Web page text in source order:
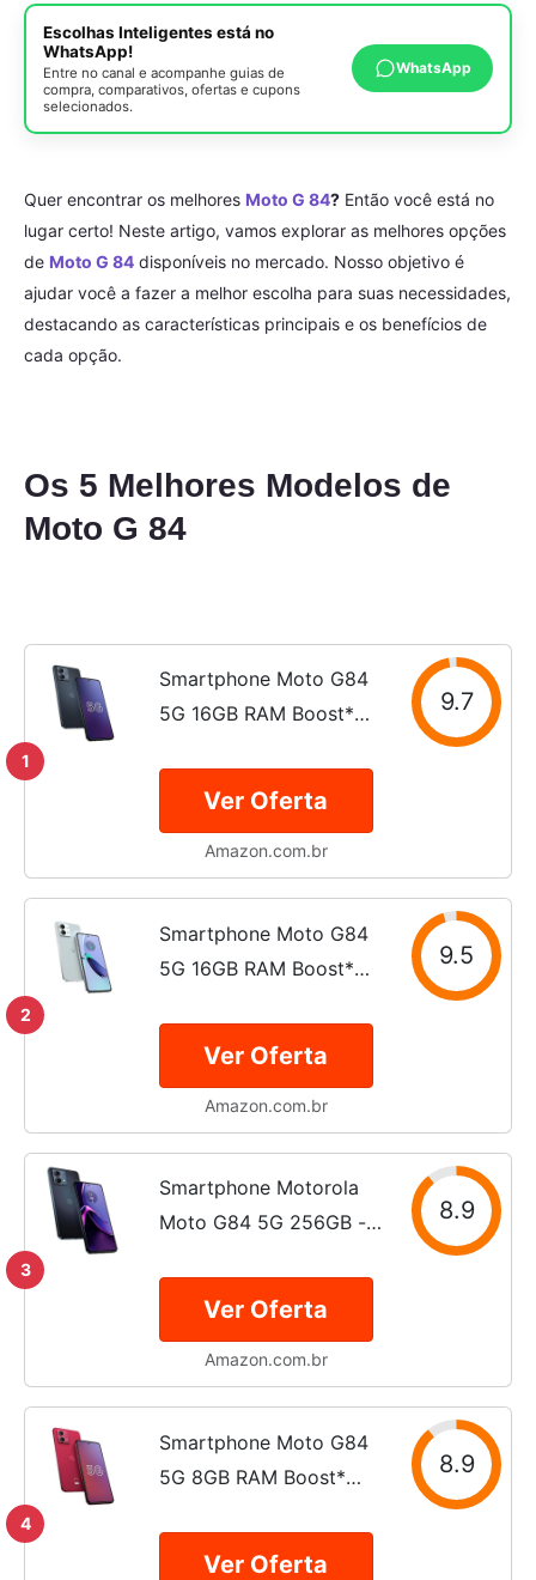
Escolhas Inteligentes está no
WhatsApp!
Entre no canal e acompanhe guias de
compra, comparativos, ofertas e cupons
selecionados.
WhatsApp
Quer encontrar os melhores Moto G 84? Então você está no
lugar certo! Neste artigo, vamos explorar as melhores opções
de Moto G 84 disponíveis no mercado. Nosso objetivo é
ajudar você a fazer a melhor escolha para suas necessidades,
destacando as características principais e os benefícios de
cada opção.
Os 5 Melhores Modelos de
Moto G 84
1
Smartphone Moto G84
5G 16GB RAM Boost*
9.7
Ver Oferta
Amazon.com.br
2
Smartphone Moto G84
5G 16GB RAM Boost*
9.5
Ver Oferta
Amazon.com.br
3
Smartphone Motorola
Moto G84 5G 256GB -
8MP, Selfie 16MP e Tela
6,55" Edição Especial
Buds 135
8.9
Ver Oferta
Amazon.com.br
4
Smartphone Moto G84
5G 8GB RAM Boost*
8.9
Ver Oferta